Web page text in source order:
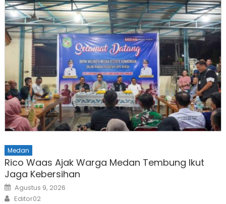
Medan
Rico Waas Ajak Warga Medan Tembung Ikut
Jaga Kebersihan
Posted
on
Agustus 9, 2026
Author
Editor02